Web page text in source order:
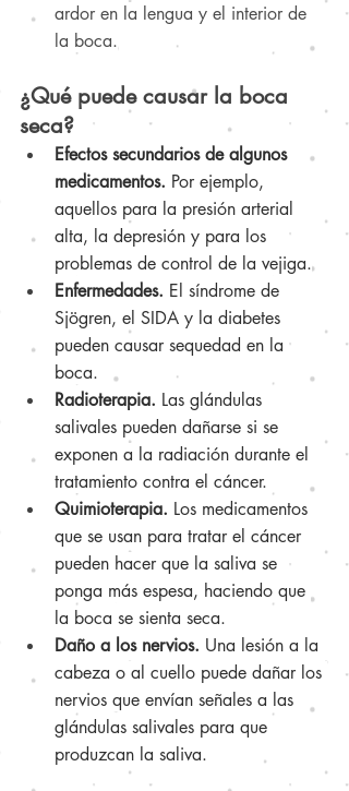
ardor en la lengua y el interior de
la boca.
¿Qué puede causar la boca
seca?
Efectos secundarios de algunos
medicamentos. Por ejemplo,
aquellos para la presión arterial
alta, la depresión y para los
problemas de control de la vejiga.
Enfermedades. El síndrome de
Sjögren, el SIDA y la diabetes
pueden causar sequedad en la
boca.
Radioterapia. Las glándulas
salivales pueden dañarse si se
exponen a la radiación durante el
tratamiento contra el cáncer.
Quimioterapia. Los medicamentos
que se usan para tratar el cáncer
pueden hacer que la saliva se
ponga más espesa, haciendo que
la boca se sienta seca.
Daño a los nervios. Una lesión a la
cabeza o al cuello puede dañar los
nervios que envían señales a las
glándulas salivales para que
produzcan la saliva.